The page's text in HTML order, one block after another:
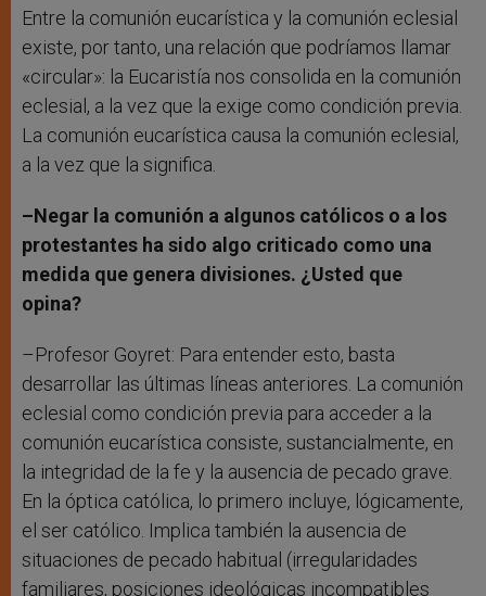
Entre la comunión eucarística y la comunión eclesial
existe, por tanto, una relación que podríamos llamar
«circular»: la Eucaristía nos consolida en la comunión
eclesial, a la vez que la exige como condición previa.
La comunión eucarística causa la comunión eclesial,
a la vez que la significa.
–Negar la comunión a algunos católicos o a los
protestantes ha sido algo criticado como una
medida que genera divisiones. ¿Usted que
opina?
–Profesor Goyret: Para entender esto, basta
desarrollar las últimas líneas anteriores. La comunión
eclesial como condición previa para acceder a la
comunión eucarística consiste, sustancialmente, en
la integridad de la fe y la ausencia de pecado grave.
En la óptica católica, lo primero incluye, lógicamente,
el ser católico. Implica también la ausencia de
situaciones de pecado habitual (irregularidades
familiares, posiciones ideológicas incompatibles